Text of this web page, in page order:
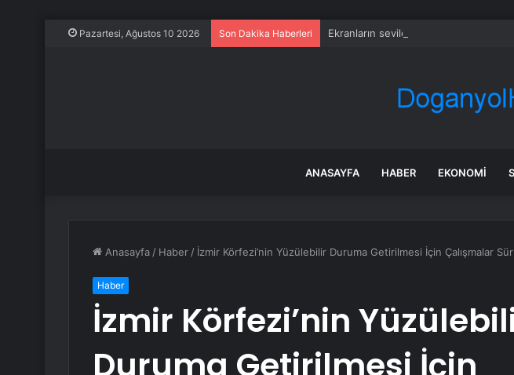
Pazartesi, Ağustos 10 2026 Son Dakika Haberleri Ekranların sevilen dizisinde sarsıcı suç
ANASAYFA HABER EKONOMI
Anasayfa / Haber / İzmir Körfezi’nin Yüzülebilir Duruma Getirilmesi İçin Çalışmalar
Haber
İzmir Körfezi’nin
Duruma Getirilmesi İçin